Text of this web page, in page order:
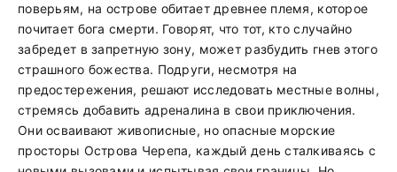
поверьям, на острове обитает древнее племя, которое
почитает бога смерти. Говорят, что тот, кто случайно
забредет в запретную зону, может разбудить гнев этого
страшного божества. Подруги, несмотря на
предостережения, решают исследовать местные волны,
стремясь добавить адреналина в свои приключения.
Они осваивают живописные, но опасные морские
просторы Острова Черепа, каждый день сталкиваясь с